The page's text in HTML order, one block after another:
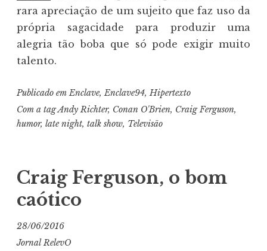
rara apreciação de um sujeito que faz uso da
própria sagacidade para produzir uma
alegria tão boba que só pode exigir muito
talento.
Publicado emEnclave,Enclave94,Hipertexto
Com a tagAndy Richter, Conan O'Brien, Craig Ferguson,
humor, late night, talk show, Televisão
Craig Ferguson, o bom
caótico
28/06/2016
Jornal RelevO